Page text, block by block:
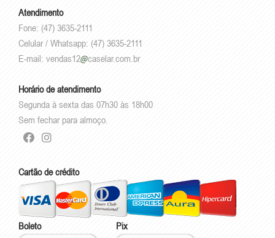
Atendimento
Fone: (47) 3635-2111
Celular / Whatsapp: (47) 3635-2111
E-mail: vendas12 caselar.com.br
Horário de atendimento
Segunda à sexta das 07h30 às 18h00
Sem fechar para almoço.
Cartão de crédito
Boleto Pix